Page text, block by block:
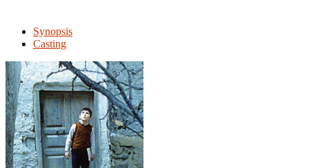
Synopsis
Casting